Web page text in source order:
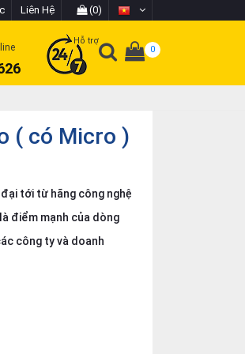
Liên Hệ (0)
Hỗ trợ
0
( có Micro )
tới từ hãng công nghệ
điểm mạnh của dòng
công ty và doanh